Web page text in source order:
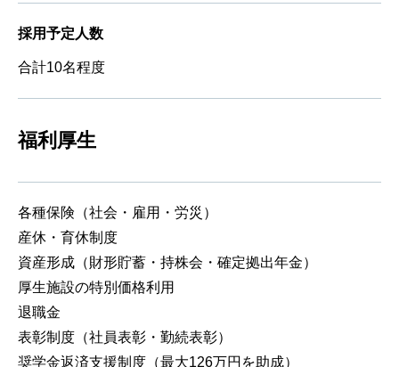
採用予定人数
合計10名程度
福利厚生
各種保険（社会・雇用・労災）
産休・育休制度
資産形成（財形貯蓄・持株会・確定拠出年金）
厚生施設の特別価格利用
退職金
表彰制度（社員表彰・勤続表彰）
奨学金返済支援制度（最大126万円を助成）